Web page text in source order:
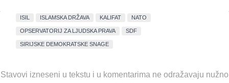
ISIL ISLAMSKA DRŽAVA KALIFAT NATO
OPSERVATORIJ ZA LJUDSKA PRAVA SDF
SIRIJSKE DEMOKRATSKE SNAGE
Stavovi izneseni u tekstu i u komentarima ne odražavaju nužno